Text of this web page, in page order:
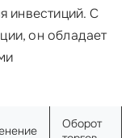
инвестиций. С
он обладает
Оборот